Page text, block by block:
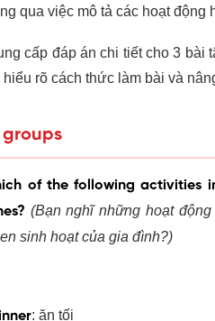
qua việc mô tả các hoạt động
cấp đáp án chi tiết cho 3 bài
hiểu rõ cách thức làm bài và
groups
of the following activities
(Bạn nghĩ những hoạt
sinh hoạt của gia đình?)
: ăn tối